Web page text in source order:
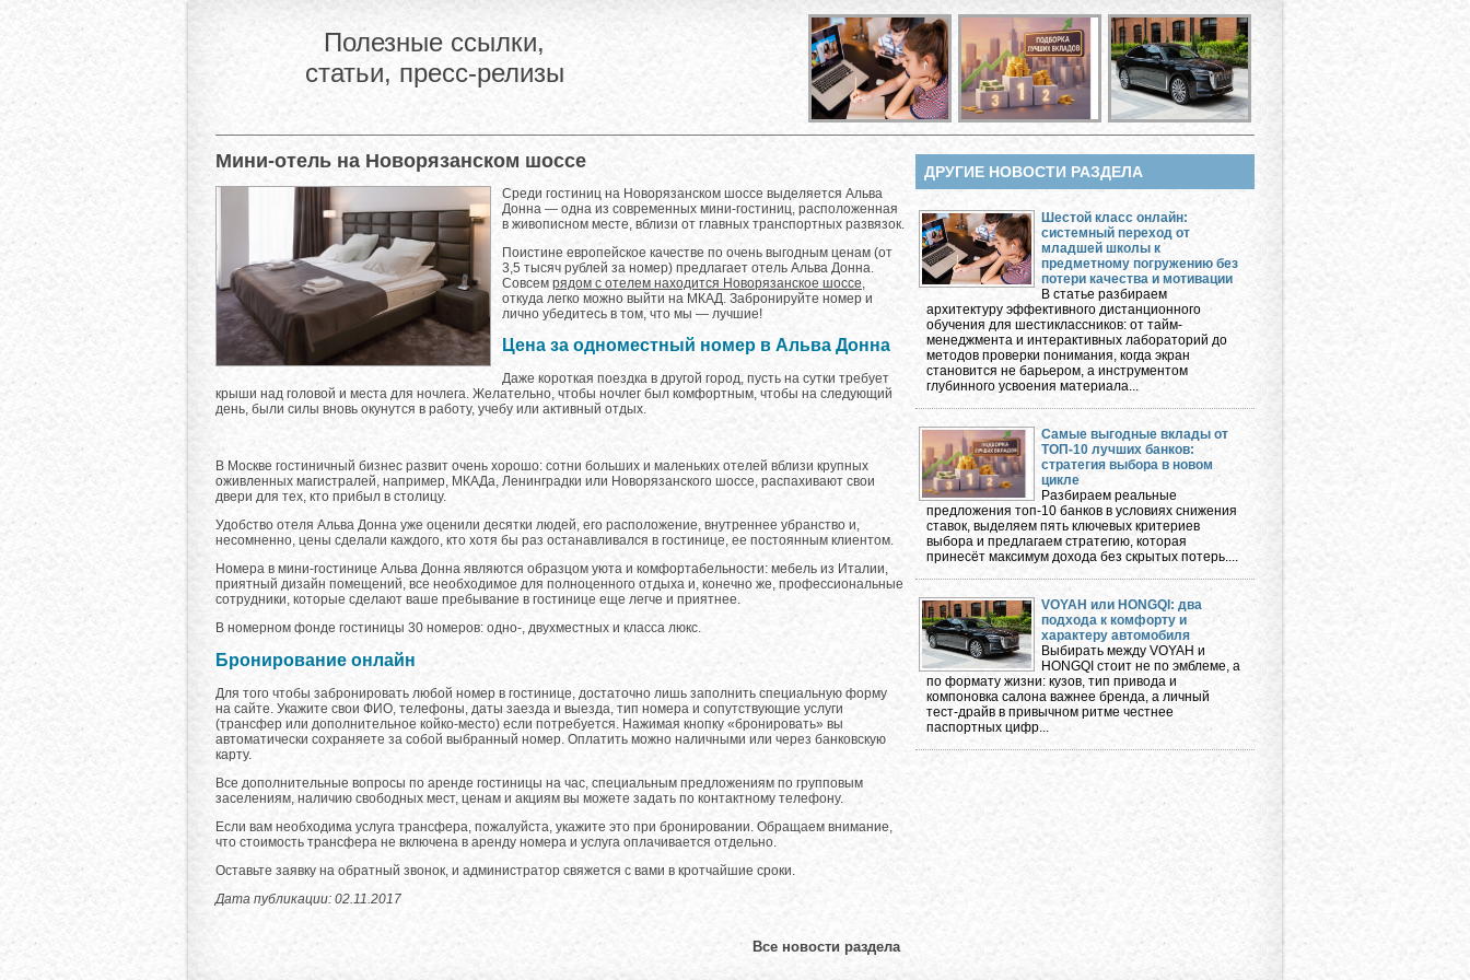
Полезные ссылки,
статьи, пресс-релизы
Мини-отель на Новорязанском шоссе
Среди гостиниц на Новорязанском шоссе выделяется Альва
Донна — одна из современных мини-гостиниц, расположенная
в живописном месте, вблизи от главных транспортных развязок.
Поистине европейское качестве по очень выгодным ценам (от
3,5 тысяч рублей за номер) предлагает отель Альва Донна.
Совсем рядом с отелем находится Новорязанское шоссе,
откуда легко можно выйти на МКАД. Забронируйте номер и
лично убедитесь в том, что мы — лучшие!
Цена за одноместный номер в Альва Донна
Даже короткая поездка в другой город, пусть на сутки требует
крыши над головой и места для ночлега. Желательно, чтобы ночлег был комфортным, чтобы на следующий
день, были силы вновь окунутся в работу, учебу или активный отдых.
В Москве гостиничный бизнес развит очень хорошо: сотни больших и маленьких отелей вблизи крупных
оживленных магистралей, например, МКАДа, Ленинградки или Новорязанского шоссе, распахивают свои
двери для тех, кто прибыл в столицу.
Удобство отеля Альва Донна уже оценили десятки людей, его расположение, внутреннее убранство и,
несомненно, цены сделали каждого, кто хотя бы раз останавливался в гостинице, ее постоянным клиентом.
Номера в мини-гостинице Альва Донна являются образцом уюта и комфортабельности: мебель из Италии,
приятный дизайн помещений, все необходимое для полноценного отдыха и, конечно же, профессиональные
сотрудники, которые сделают ваше пребывание в гостинице еще легче и приятнее.
В номерном фонде гостиницы 30 номеров: одно-, двухместных и класса люкс.
Бронирование онлайн
Для того чтобы забронировать любой номер в гостинице, достаточно лишь заполнить специальную форму
на сайте. Укажите свои ФИО, телефоны, даты заезда и выезда, тип номера и сопутствующие услуги
(трансфер или дополнительное койко-место) если потребуется. Нажимая кнопку «бронировать» вы
автоматически сохраняете за собой выбранный номер. Оплатить можно наличными или через банковскую
карту.
Все дополнительные вопросы по аренде гостиницы на час, специальным предложениям по групповым
заселениям, наличию свободных мест, ценам и акциям вы можете задать по контактному телефону.
Если вам необходима услуга трансфера, пожалуйста, укажите это при бронировании. Обращаем внимание,
что стоимость трансфера не включена в аренду номера и услуга оплачивается отдельно.
Оставьте заявку на обратный звонок, и администратор свяжется с вами в кротчайшие сроки.
Дата публикации: 02.11.2017
Все новости раздела
ДРУГИЕ НОВОСТИ РАЗДЕЛА
Шестой класс онлайн:
системный переход от
младшей школы к
предметному погружению без
потери качества и мотивации
В статье разбираем
архитектуру эффективного дистанционного
обучения для шестиклассников: от тайм-
менеджмента и интерактивных лабораторий до
методов проверки понимания, когда экран
становится не барьером, а инструментом
глубинного усвоения материала...
Самые выгодные вклады от
ТОП-10 лучших банков:
стратегия выбора в новом
цикле
Разбираем реальные
предложения топ-10 банков в условиях снижения
ставок, выделяем пять ключевых критериев
выбора и предлагаем стратегию, которая
принесёт максимум дохода без скрытых потерь....
VOYAH или HONGQI: два
подхода к комфорту и
характеру автомобиля
Выбирать между VOYAH и
HONGQI стоит не по эмблеме, а
по формату жизни: кузов, тип привода и
компоновка салона важнее бренда, а личный
тест-драйв в привычном ритме честнее
паспортных цифр...